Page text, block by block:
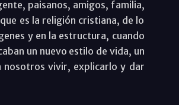
paisanos, amigos, familia,
es la religión cristiana, de lo
y en la estructura, cuando
un nuevo estilo de vida, un
nosotros vivir, explicarlo y dar